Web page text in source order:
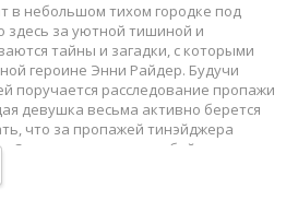
в небольшом тихом городке под
за уютной тишиной и
тайны и загадки, с которыми
героине Энни Райдер. Будучи
поручается расследование пропажи
девушка весьма активно берется
что за пропажей тинэйджера
Страшнее всего, что убийство
жителей.
Энни пополняется новыми